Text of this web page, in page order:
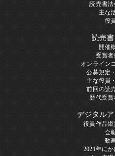
読売書法
主な
役
読売
開催
受賞者
オンライン
公募規定
主な役員
前回の読
歴代受賞
デジタル
役員作品鑑
会
動
2021年に